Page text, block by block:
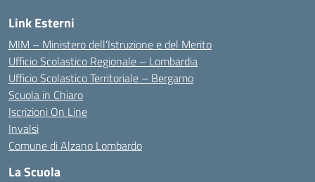
Link Esterni
MIM – Ministero dell’Istruzione e del Merito
Ufficio Scolastico Regionale – Lombardia
Ufficio Scolastico Territoriale – Bergamo
Scuola in Chiaro
Iscrizioni On Line
Invalsi
Comune di Alzano Lombardo
La Scuola